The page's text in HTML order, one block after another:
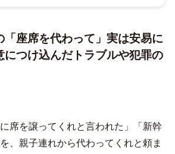
「座席を代わって」実は安易に
につけ込んだトラブルや犯罪の
席を譲ってくれと言われた」「新幹
、親子連れから代わってくれと頼ま